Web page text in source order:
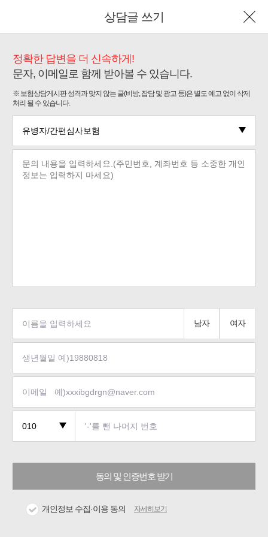
상담글 쓰기
정확한 답변을 더 신속하게!
문자, 이메일로 함께 받아볼 수 있습니다.
※ 보험상담게시판 성격과 맞지 않는 글(비방, 잡담 및 광고 등)은 별도 예고 없이 삭제
처리 될 수 있습니다.
남자 여자
동의 및 인증번호 받기
개인정보 수집·이용 동의 자세히보기